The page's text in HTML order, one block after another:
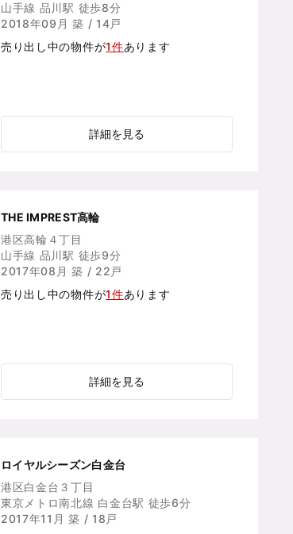
山手線 品川駅 徒歩8分
2018年09月 築 / 14戸
売り出し中の物件が1件あります
詳細を見る
THE IMPREST高輪
港区高輪４丁目
山手線 品川駅 徒歩9分
2017年08月 築 / 22戸
売り出し中の物件が1件あります
詳細を見る
ロイヤルシーズン白金台
港区白金台３丁目
東京メトロ南北線 白金台駅 徒歩6分
2017年11月 築 / 18戸